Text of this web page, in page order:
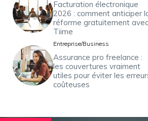
Facturation électronique
2026 : comment anticiper
réforme gratuitement avec
Tiime
Entreprise/Business
Assurance pro freelance :
les couvertures vraiment
utiles pour éviter les
coûteuses